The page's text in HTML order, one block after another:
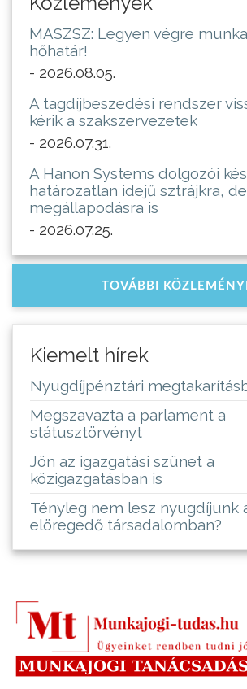
MASZSZ: Legyen végre
hőhatár!
- 2026.08.05.
A tagdíjbeszedési rendszer
kérik a szakszervezetek
- 2026.07.31.
A Hanon Systems dolgozói
határozatlan idejű sztrájkra,
megállapodásra is
- 2026.07.25.
TOVÁBBI
Kiemelt hírek
Nyugdíjpénztári
Megszavazta a parlament a
státusztörvényt
Jön az igazgatási szünet a
közigazgatásban is
Tényleg nem lesz nyugdíjunk
elöregedő társadalomban?